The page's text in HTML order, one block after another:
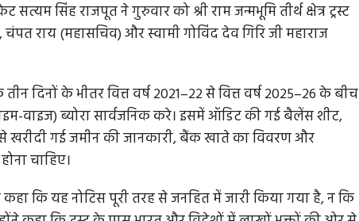
सिंह राजपूत ने गुरुवार को श्री राम जन्मभूमि तीर्थ क्षेत्र ट्रस्ट
राय (महासचिव) और स्वामी गोविंद देव गिरि जी महाराज
दिनों के भीतर वित्त वर्ष 2021–22 से वित्त वर्ष 2025–26 के बीच
वाइज) ब्योरा सार्वजनिक करे। इसमें ऑडिट की गई बैलेंस शीट,
खरीदी गई जमीन की जानकारी, बैंक खाते का विवरण और
चाहिए।
कि यह नोटिस पूरी तरह से जनहित में जारी किया गया है, न कि